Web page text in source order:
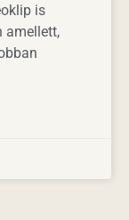
is
amellett,